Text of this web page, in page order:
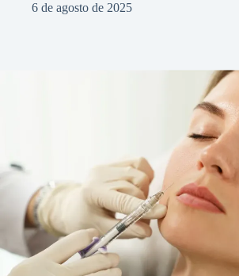
6 de agosto de 2025